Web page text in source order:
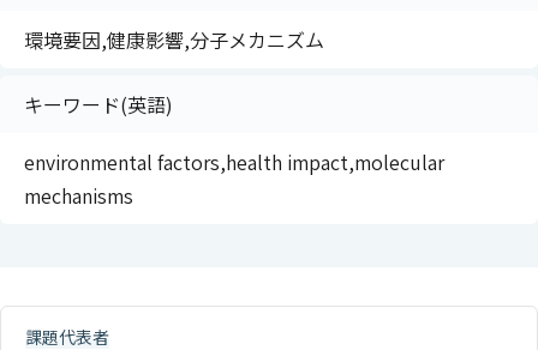
環境要因,健康影響,分子メカニズム
キーワード(英語)
environmental factors,health impact,molecular
mechanisms
課題代表者